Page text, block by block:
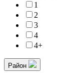
1
2
3
4
4+
Район